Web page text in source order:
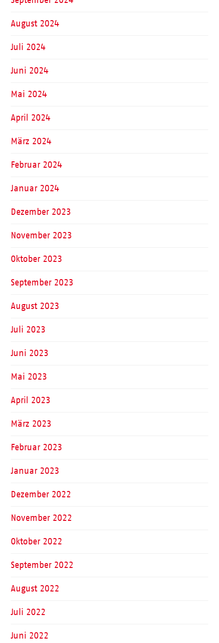
August 2024
Juli 2024
Juni 2024
Mai 2024
April 2024
März 2024
Februar 2024
Januar 2024
Dezember 2023
November 2023
Oktober 2023
September 2023
August 2023
Juli 2023
Juni 2023
Mai 2023
April 2023
März 2023
Februar 2023
Januar 2023
Dezember 2022
November 2022
Oktober 2022
September 2022
August 2022
Juli 2022
Juni 2022